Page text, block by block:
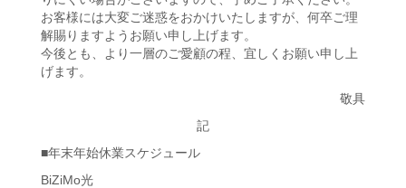
お客様には大変ご迷惑をおかけいたしますが、何卒ご理
解賜りますようお願い申し上げます。
今後とも、より一層のご愛顧の程、宜しくお願い申し上
げます。
敬具
記
■年末年始休業スケジュール
BiZiMo光